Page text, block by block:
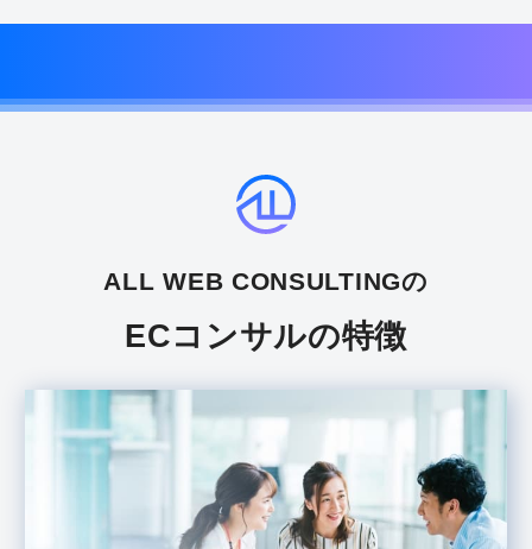
ALL WEB CONSULTINGの
ECコンサルの特徴